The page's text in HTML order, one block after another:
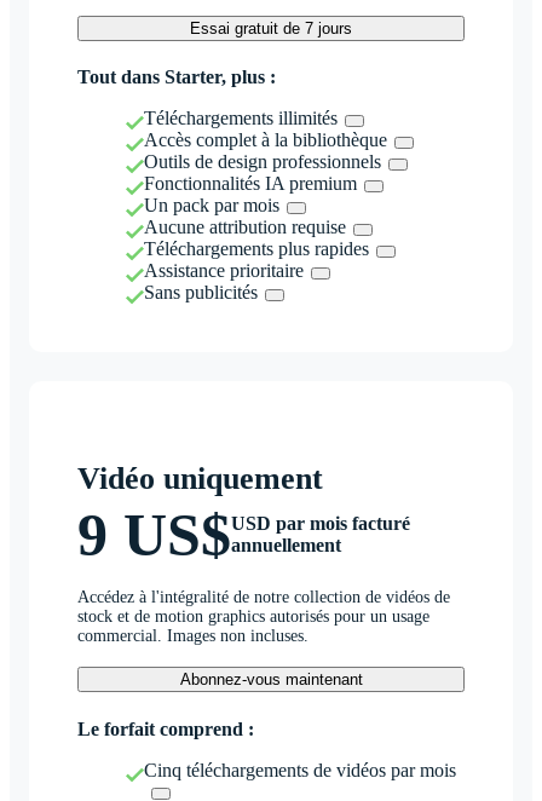
Essai gratuit de 7 jours
Tout dans Starter, plus :
Téléchargements illimités
Accès complet à la bibliothèque
Outils de design professionnels
Fonctionnalités IA premium
Un pack par mois
Aucune attribution requise
Téléchargements plus rapides
Assistance prioritaire
Sans publicités
Vidéo uniquement
9 US$USD par mois facturé
annuellement
Accédez à l'intégralité de notre collection de vidéos de
stock et de motion graphics autorisés pour un usage
commercial. Images non incluses.
Abonnez-vous maintenant
Le forfait comprend :
Cinq téléchargements de vidéos par mois